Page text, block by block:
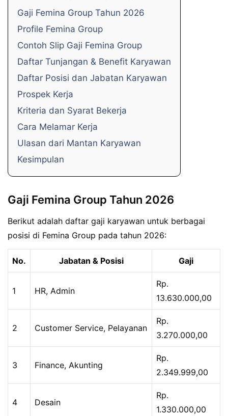
Gaji Femina Group Tahun 2026
Profile Femina Group
Contoh Slip Gaji Femina Group
Daftar Tunjangan & Benefit Karyawan
Daftar Posisi dan Jabatan Karyawan
Prospek Kerja
Kriteria dan Syarat Bekerja
Cara Melamar Kerja
Ulasan dari Mantan Karyawan
Kesimpulan
Gaji Femina Group Tahun 2026
Berikut adalah daftar gaji karyawan untuk berbagai
posisi di Femina Group pada tahun 2026:
No. Jabatan & Posisi Gaji
1 HR, Admin
Rp.
13.630.000,00
2 Customer Service, Pelayanan
Rp.
3.270.000,00
3 Finance, Akunting
Rp.
2.349.999,00
4 Desain
Rp.
1.330.000,00